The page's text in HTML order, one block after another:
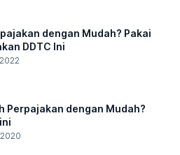
dengan Mudah? Pakai
DDTC Ini
Perpajakan dengan Mudah?